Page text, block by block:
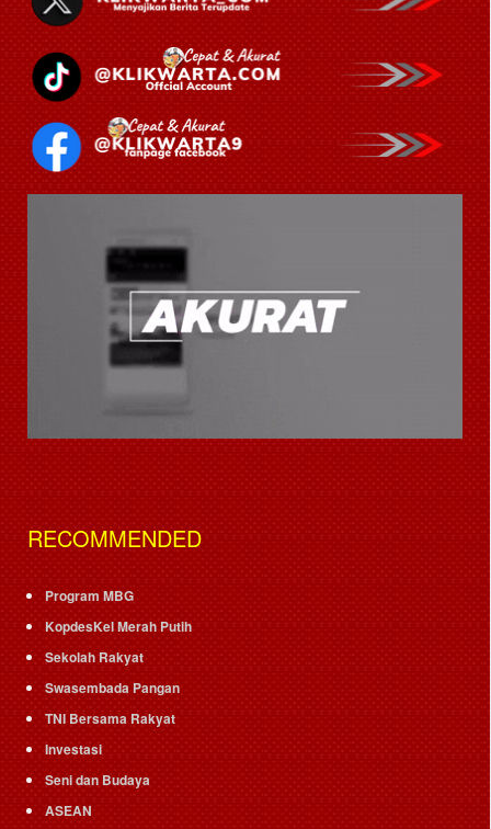
RECOMMENDED
Program MBG
KopdesKel Merah Putih
Sekolah Rakyat
Swasembada Pangan
TNI Bersama Rakyat
Investasi
Seni dan Budaya
ASEAN